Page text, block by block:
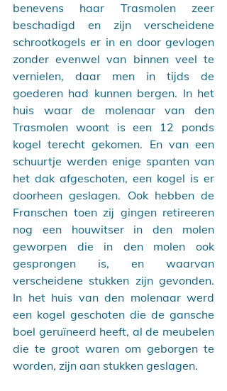
benevens haar Trasmolen zeer
beschadigd en zijn verscheidene
schrootkogels er in en door gevlogen
zonder evenwel van binnen veel te
vernielen, daar men in tijds de
goederen had kunnen bergen. In het
huis waar de molenaar van den
Trasmolen woont is een 12 ponds
kogel terecht gekomen. En van een
schuurtje werden enige spanten van
het dak afgeschoten, een kogel is er
doorheen geslagen. Ook hebben de
Franschen toen zij gingen retireeren
nog een houwitser in den molen
geworpen die in den molen ook
gesprongen is, en waarvan
verscheidene stukken zijn gevonden.
In het huis van den molenaar werd
een kogel geschoten die de gansche
boel geruïneerd heeft, al de meubelen
die te groot waren om geborgen te
worden, zijn aan stukken geslagen.